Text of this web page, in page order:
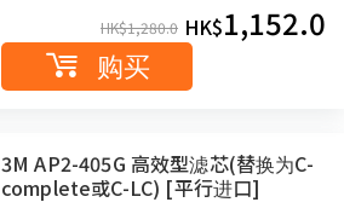
HK$1,280.0 HK$1,152.0
购买
3M AP2-405G 高效型滤芯(替换为C-
complete或C-LC) [平行进口]